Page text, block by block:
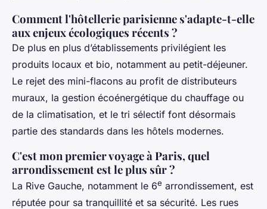
Comment l'hôtellerie parisienne s'adapte-t-elle
aux enjeux écologiques récents ?
De plus en plus d’établissements privilégient les
produits locaux et bio, notamment au petit-déjeuner.
Le rejet des mini-flacons au profit de distributeurs
muraux, la gestion écoénergétique du chauffage ou
de la climatisation, et le tri sélectif font désormais
partie des standards dans les hôtels modernes.
C'est mon premier voyage à Paris, quel
arrondissement est le plus sûr ?
La Rive Gauche, notamment le 6e arrondissement, est
réputée pour sa tranquillité et sa sécurité. Les rues